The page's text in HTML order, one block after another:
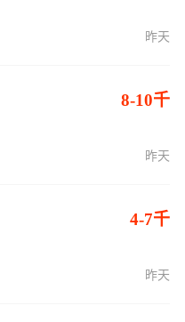
昨天
8-10千
昨天
4-7千
昨天